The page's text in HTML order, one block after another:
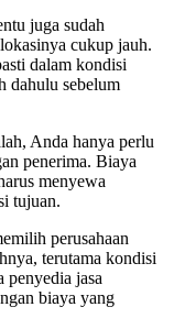
juga sudah
cukup jauh.
dalam kondisi
dahulu sebelum
Anda hanya perlu
penerima. Biaya
menyewa
tujuan.
perusahaan
terutama kondisi
penyedia jasa
biaya yang